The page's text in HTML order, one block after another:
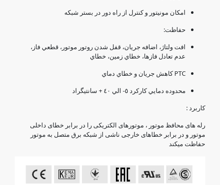
امكان مونيتور و كنترل از راه دور در بستر شبكه
حفاظت:
افت ولتاژ، اضافه جريان، قفل شدن روتور موتور، قطعي فاز،
عدم تعادل فازها، خطاي زمين، خطاي
PTC كاهش جريان و خطاي دماي
محدوده دمايي كاركرد ٥- الي ٤٠ + سانتيگراد
كاربرد :
رله های محافظ موتور ، موتورهای الکتریکی را در برابر خطای داخلی
موتور و در برابر خطاهای خارجی ناشی از شبکه برق متصل به موتور
حفاظت میکند